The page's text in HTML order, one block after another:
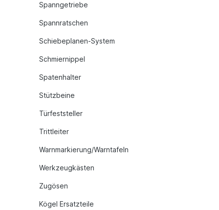
Spanngetriebe
Spannratschen
Schiebeplanen-System
Schmiernippel
Spatenhalter
Stützbeine
Türfeststeller
Trittleiter
Warnmarkierung/Warntafeln
Werkzeugkästen
Zugösen
Kögel Ersatzteile